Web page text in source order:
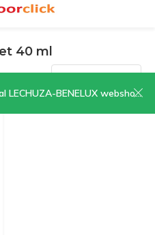
webshop | CLICK HERE NOW!
40 ml
op: